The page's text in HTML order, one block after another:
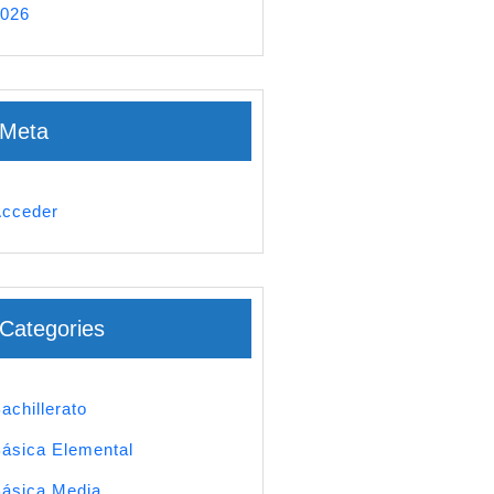
Meta
Categories
Elemental
Media